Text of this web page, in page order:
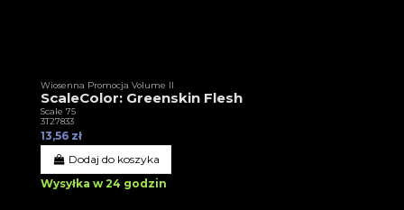
Wiosenna Promocja Volume II
ScaleColor: Greenskin Flesh
Scale 75
3T27833
13,56 zł
Dodaj do koszyka
Wysyłka w 24 godzin